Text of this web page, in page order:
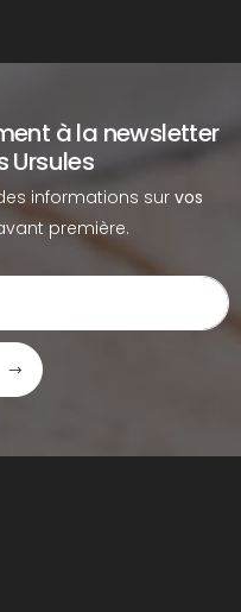
à la newsletter
Ursules
informations sur vos
première.